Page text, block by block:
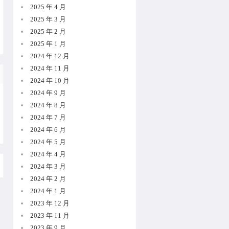
2025 年 4 月
2025 年 3 月
2025 年 2 月
2025 年 1 月
2024 年 12 月
2024 年 11 月
2024 年 10 月
2024 年 9 月
2024 年 8 月
2024 年 7 月
2024 年 6 月
2024 年 5 月
2024 年 4 月
2024 年 3 月
2024 年 2 月
2024 年 1 月
2023 年 12 月
2023 年 11 月